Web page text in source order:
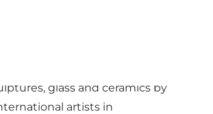
of the castle town Gråsten,
a unique selection of
glass and ceramics by
artists in